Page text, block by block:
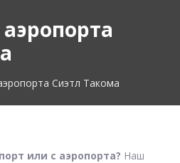
Сиэтл Такома
или с аэропорта? Наш